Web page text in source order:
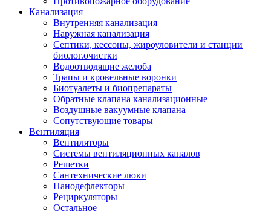
Канализация
Внутренняя канализация
Наружная канализация
Септики, кессоны, жироуловители и станции
биолог.очистки
Водоотводящие желоба
Трапы и кровельные воронки
Биотуалеты и биопрепараты
Обратные клапана канализационные
Воздушные вакуумные клапана
Сопутствующие товары
Вентиляция
Вентиляторы
Системы вентиляционных каналов
Решетки
Сантехнические люки
Нанодефлекторы
Рециркуляторы
Остальное